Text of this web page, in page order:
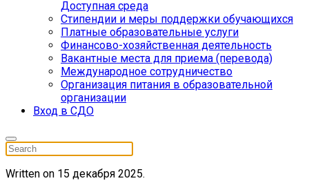
Доступная среда
Cтипендии и меры поддержки обучающихся
Платные образовательные услуги
Финансово-хозяйственная деятельность
Вакантные места для приема (перевода)
Международное сотрудничество
Организация питания в образовательной
организации
Вход в СДО
Written on 15 декабря 2025.